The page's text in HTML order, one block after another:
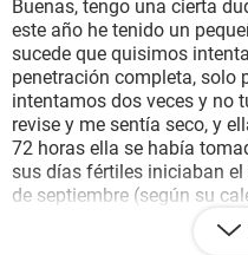
SEXUALIDAD
GLOSARIO
Buenas, tengo una cierta
este año he tenido un
sucede que quisimos
penetración completa, solo
intentamos dos veces y no
revise y me sentía seco, y
72 horas ella se había
sus días fértiles iniciaban
de septiembre (según su
unos días le llegó el 10 y a
píldora empezó a tener un